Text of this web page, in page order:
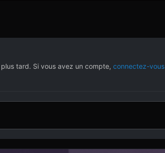
tard. Si vous avez un compte, connectez-vous